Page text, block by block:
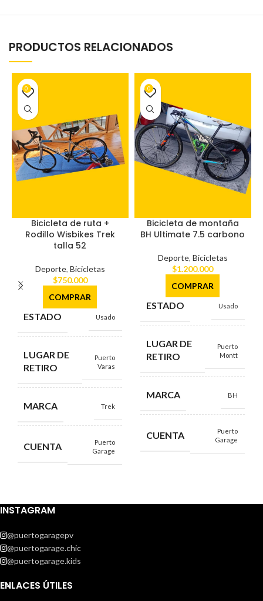
PRODUCTOS RELACIONADOS
Bicicleta de ruta +
Rodillo Wisbikes Trek
talla 52
Deporte, Bicicletas
$750.000
COMPRAR
ESTADO Usado
LUGAR DE
RETIRO
Puerto
Varas
MARCA Trek
CUENTA
Puerto
Garage
0
Bicicleta de montaña
BH Ultimate 7.5 carbono
Deporte, Bicicletas
$1.200.000
COMPRAR
ESTADO Usado
LUGAR DE
RETIRO
Puerto
Montt
MARCA BH
CUENTA
Puerto
Garage
0
INSTAGRAM
@puertogaragepv
@puertogarage.chic
@puertogarage.kids
ENLACES ÚTILES